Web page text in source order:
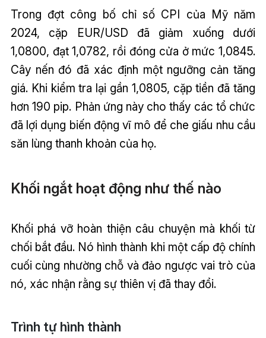
Trong đợt công bố chỉ số CPI của Mỹ năm
2024, cặp EUR/USD đã giảm xuống dưới
1,0800, đạt 1,0782, rồi đóng cửa ở mức 1,0845.
Cây nến đó đã xác định một ngưỡng cản tăng
giá. Khi kiểm tra lại gần 1,0805, cặp tiền đã tăng
hơn 190 pip. Phản ứng này cho thấy các tổ chức
đã lợi dụng biến động vĩ mô để che giấu nhu cầu
săn lùng thanh khoản của họ.
Khối ngắt hoạt động như thế nào
Khối phá vỡ hoàn thiện câu chuyện mà khối từ
chối bắt đầu. Nó hình thành khi một cấp độ chính
cuối cùng nhường chỗ và đảo ngược vai trò của
nó, xác nhận rằng sự thiên vị đã thay đổi.
Trình tự hình thành